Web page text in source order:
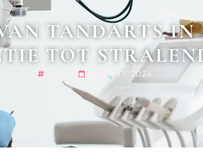
TANDARTS IN
TOT
Januari 11, 2024